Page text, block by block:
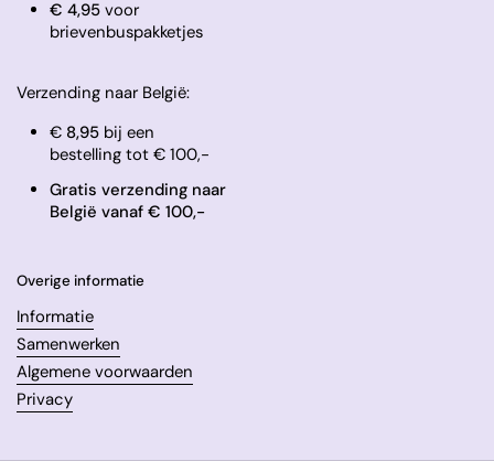
​€ 4,95 voor
brievenbuspakketjes
Verzending naar België:
€ 8,95bij een
bestelling tot € 100,-
Gratis verzending naar
België vanaf € 100,-
Overige informatie
Informatie
Samenwerken
Algemene voorwaarden
Privacy